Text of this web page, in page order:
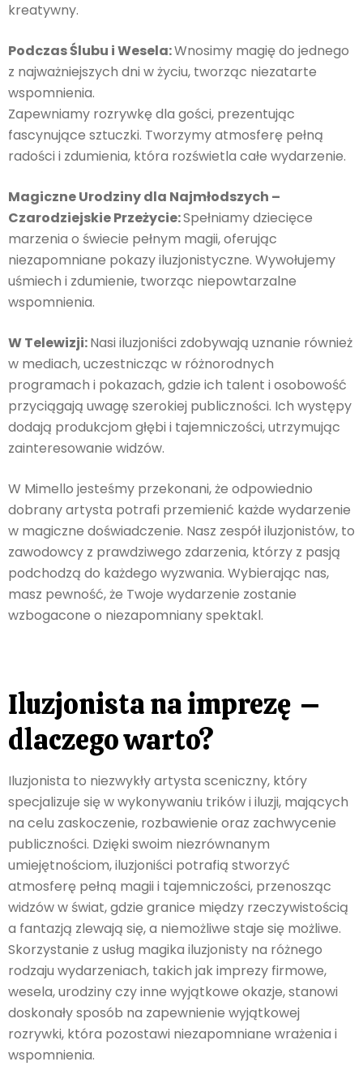
kreatywny.
Podczas Ślubu i Wesela:Wnosimy magię do jednego
z najważniejszych dni w życiu, tworząc niezatarte
wspomnienia.
Zapewniamy rozrywkę dla gości, prezentując
fascynujące sztuczki. Tworzymy atmosferę pełną
radości i zdumienia, która rozświetla całe wydarzenie.
Magiczne Urodziny dla Najmłodszych –
Czarodziejskie Przeżycie:Spełniamy dziecięce
marzenia o świecie pełnym magii, oferując
niezapomniane pokazy iluzjonistyczne. Wywołujemy
uśmiech i zdumienie, tworząc niepowtarzalne
wspomnienia.
W Telewizji:Nasi iluzjoniści zdobywają uznanie również
w mediach, uczestnicząc w różnorodnych
programach i pokazach, gdzie ich talent i osobowość
przyciągają uwagę szerokiej publiczności. Ich występy
dodają produkcjom głębi i tajemniczości, utrzymując
zainteresowanie widzów.
W Mimello jesteśmy przekonani, że odpowiednio
dobrany artysta potrafi przemienić każde wydarzenie
w magiczne doświadczenie. Nasz zespół iluzjonistów, to
zawodowcy z prawdziwego zdarzenia, którzy z pasją
podchodzą do każdego wyzwania. Wybierając nas,
masz pewność, że Twoje wydarzenie zostanie
wzbogacone o niezapomniany spektakl.
Iluzjonista na imprezę –
dlaczego warto?
Iluzjonista to niezwykły artysta sceniczny, który
specjalizuje się w wykonywaniu trików i iluzji, mających
na celu zaskoczenie, rozbawienie oraz zachwycenie
publiczności. Dzięki swoim niezrównanym
umiejętnościom, iluzjoniści potrafią stworzyć
atmosferę pełną magii i tajemniczości, przenosząc
widzów w świat, gdzie granice między rzeczywistością
a fantazją zlewają się, a niemożliwe staje się możliwe.
Skorzystanie z usług magika iluzjonisty na różnego
rodzaju wydarzeniach, takich jak imprezy firmowe,
wesela, urodziny czy inne wyjątkowe okazje, stanowi
doskonały sposób na zapewnienie wyjątkowej
rozrywki, która pozostawi niezapomniane wrażenia i
wspomnienia.